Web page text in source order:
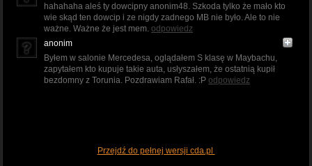
hahahaha aleś ty dowcipny anonim48. Szkoda tylko że mało kto
wie skąd ten dowcip i ze nigdy zadnego MB nie było. Ale to nie
ważne. Ważne że jest mem. odpowiedz
anonim
Byłem w salonie Mercedesa, oglądałem S klasę w Maybachu,
zapytałem kto kupuje takie auta, usłyszałem, że ostatnią kupił
bezdomny z Torunia. Pozdrawiam Rafał. :P odpowiedz
Przejdź do pełnej wersji cda.pl